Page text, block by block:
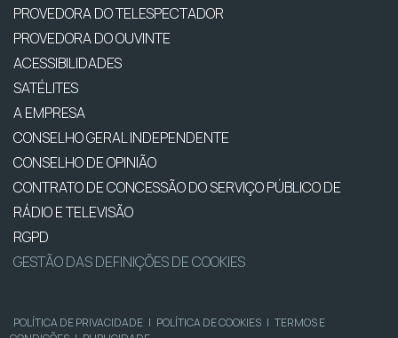
PROVEDORA DO TELESPECTADOR
PROVEDORA DO OUVINTE
ACESSIBILIDADES
SATÉLITES
A EMPRESA
CONSELHO GERAL INDEPENDENTE
CONSELHO DE OPINIÃO
CONTRATO DE CONCESSÃO DO SERVIÇO PÚBLICO DE
RÁDIO E TELEVISÃO
RGPD
GESTÃO DAS DEFINIÇÕES DE COOKIES
POLÍTICA DE PRIVACIDADE | POLÍTICA DE COOKIES | TERMOS E